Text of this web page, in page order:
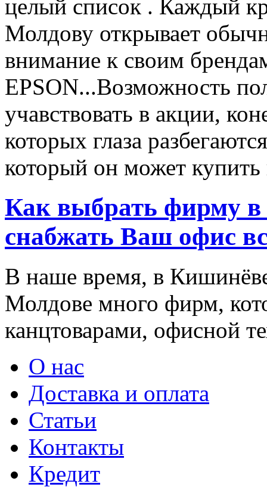
целый список . Каждый
Молдову открывает
внимание к своим
EPSON...Возможность
учавствовать в акции,
которых глаза
который он может купить
Как выбрать фирму в
снабжать Ваш офис
В наше время, в
Молдове много фирм,
канцтоварами, офисной
О нас
Доставка и оплата
Статьи
Контакты
Кредит